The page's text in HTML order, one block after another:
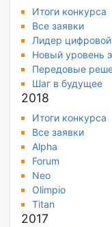
Итоги конкурса
Все заявки
Лидер
Новый уровень
Передовые
Шаг в будущее
2018
Итоги конкурса
Все заявки
Alpha
Forum
Neo
Olimpio
Titan
2017